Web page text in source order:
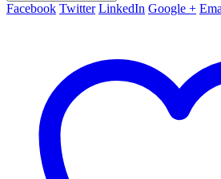
Facebook Twitter LinkedIn Google +